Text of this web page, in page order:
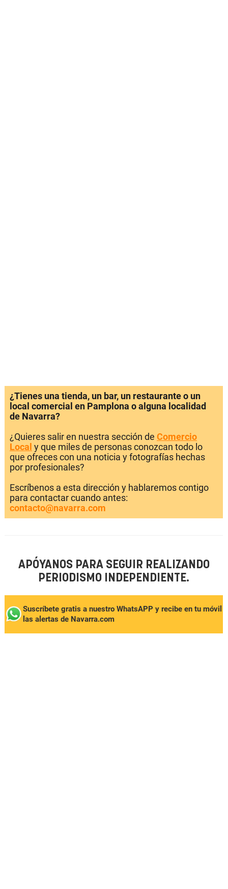
¿Tienes una tienda, un bar, un restaurante o un
local comercial en Pamplona o alguna localidad
de Navarra?
¿Quieres salir en nuestra sección de Comercio
Local y que miles de personas conozcan todo lo
que ofreces con una noticia y fotografías hechas
por profesionales?
Escríbenos a esta dirección y hablaremos contigo
para contactar cuando antes:
contacto@navarra.com
APÓYANOS PARA SEGUIR REALIZANDO
PERIODISMO INDEPENDIENTE.
Suscríbete gratis a nuestro WhatsAPP y recibe en tu móvil
las alertas de Navarra.com